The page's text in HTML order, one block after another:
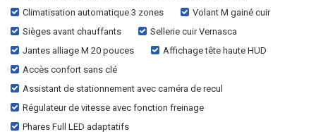
Climatisation automatique 3 zones
Volant M gainé cuir
Sièges avant chauffants
Sellerie cuir Vernasca
Jantes alliage M 20 pouces
Affichage tête haute HUD
Accès confort sans clé
Assistant de stationnement avec caméra de recul
Régulateur de vitesse avec fonction freinage
Phares Full LED adaptatifs